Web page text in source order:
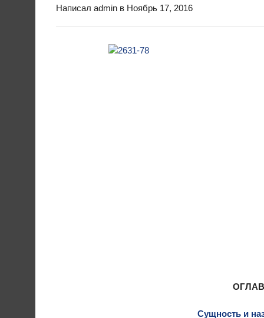
Написал admin в Ноябрь 17, 2016
Сущность и